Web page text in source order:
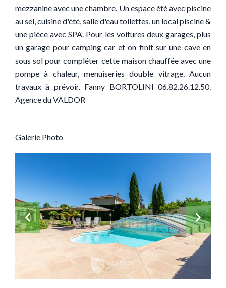
mezzanine avec une chambre. Un espace été avec piscine
au sel, cuisine d'été, salle d'eau toilettes, un local piscine &
une pièce avec SPA. Pour les voitures deux garages, plus
un garage pour camping car et on finit sur une cave en
sous sol pour compléter cette maison chauffée avec une
pompe à chaleur, menuiseries double vitrage. Aucun
travaux à prévoir. Fanny BORTOLINI 06.82.26.12.50.
Agence du VALDOR
Galerie Photo